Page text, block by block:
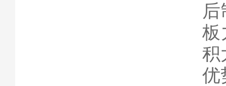
板
积
优